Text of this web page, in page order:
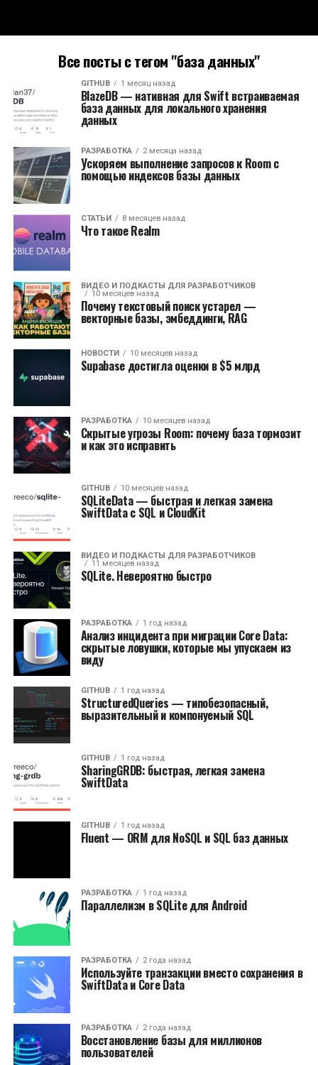
Все посты с тегом "база данных"
GITHUB 1 месяц назад
BlazeDB — нативная для Swift встраиваемая
база данных для локального хранения
данных
РАЗРАБОТКА 2 месяца назад
Ускоряем выполнение запросов к Room с
помощью индексов базы данных
СТАТЬИ 8 месяцев назад
Что такое Realm
ВИДЕО И ПОДКАСТЫ ДЛЯ РАЗРАБОТЧИКОВ
10 месяцев назад
Почему текстовый поиск устарел —
векторные базы, эмбеддинги, RAG
НОВОСТИ 10 месяцев назад
Supabase достигла оценки в $5 млрд
РАЗРАБОТКА 10 месяцев назад
Скрытые угрозы Room: почему база тормозит
и как это исправить
GITHUB 10 месяцев назад
SQLiteData — быстрая и легкая замена
SwiftData с SQL и CloudKit
ВИДЕО И ПОДКАСТЫ ДЛЯ РАЗРАБОТЧИКОВ
11 месяцев назад
SQLite. Невероятно быстро
РАЗРАБОТКА 1 год назад
Анализ инцидента при миграции Core Data:
скрытые ловушки, которые мы упускаем из
виду
GITHUB 1 год назад
StructuredQueries — типобезопасный,
выразительный и компонуемый SQL
GITHUB 1 год назад
SharingGRDB: быстрая, легкая замена
SwiftData
GITHUB 1 год назад
Fluent — ORM для NoSQL и SQL баз данных
РАЗРАБОТКА 1 год назад
Параллелизм в SQLite для Android
РАЗРАБОТКА 2 года назад
Используйте транзакции вместо сохранения в
SwiftData и Core Data
РАЗРАБОТКА 2 года назад
Восстановление базы для миллионов
пользователей